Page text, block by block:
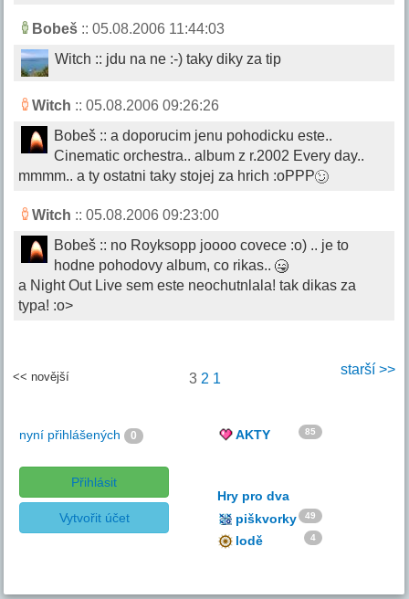
Bobeš :: 05.08.2006 11:44:03
Witch :: jdu na ne :-) taky diky za tip
Witch :: 05.08.2006 09:26:26
Bobeš :: a doporucim jenu pohodicku este..
Cinematic orchestra.. album z r.2002 Every day..
mmmm.. a ty ostatni taky stojej za hrich :oPPP
Witch :: 05.08.2006 09:23:00
Bobeš :: no Royksopp joooo covece :o) .. je to
hodne pohodovy album, co rikas..
a Night Out Live sem este neochutnlala! tak dikas za
typa! :o>
starší >>
<< novější 3 2 1
nyní přihlášených 0
Přihlásit
Vytvořit účet
AKTY 85
Hry pro dva
piškvorky
49
lodě 4